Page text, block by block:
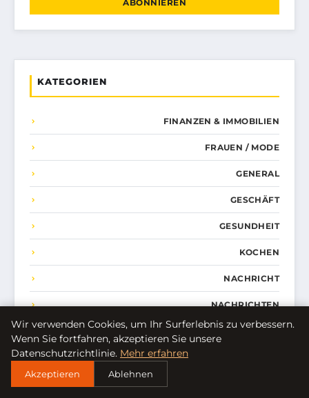
ABONNIEREN
KATEGORIEN
FINANZEN & IMMOBILIEN
FRAUEN / MODE
GENERAL
GESCHÄFT
GESUNDHEIT
KOCHEN
NACHRICHT
NACHRICHTEN
TECHNOLOGIE
Wir verwenden Cookies, um Ihr Surferlebnis zu verbessern.
Wenn Sie fortfahren, akzeptieren Sie unsere
Datenschutzrichtlinie. Mehr erfahren
Akzeptieren Ablehnen